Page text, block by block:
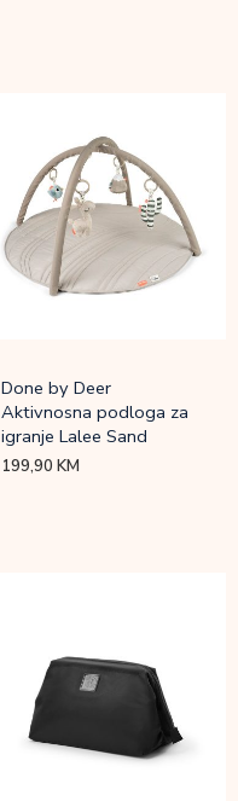
Done by Deer
Aktivnosna podloga za
igranje Lalee Sand
199,90KM